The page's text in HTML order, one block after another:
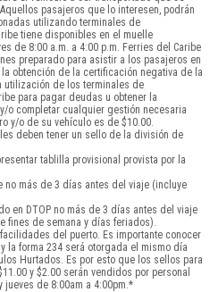
pasajeros que lo interesen, podrán
utilizando terminales de
tiene disponibles en el muelle
de 8:00 a.m. a 4:00 p.m. Ferries del Caribe
preparado para asistir a los pasajeros en
obtención de la certificación negativa de la
utilización de los terminales de
para pagar deudas u obtener la
o completar cualquier gestión necesaria
y/o de su vehículo es de $10.00.
deben tener un sello de la división de
tablilla provisional provista por la
no más de 3 días antes del viaje (incluye
en DTOP no más de 3 días antes del viaje
fines de semana y días feriados).
del puerto. Es importante conocer
la forma 234 será otorgada el mismo día
Hurtados. Es por esto que los sellos para
y $2.00 serán vendidos por personal
de 8:00am a 4:00pm.*